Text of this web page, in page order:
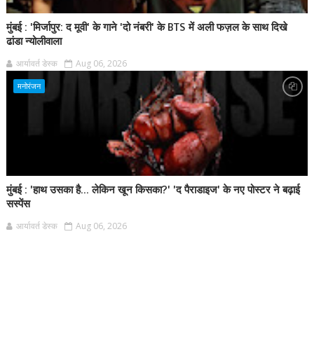
मुंबई : 'मिर्जापुर: द मूवी' के गाने 'दो नंबरी' के BTS में अली फज़ल के साथ दिखे
ढांडा न्योलीवाला
आर्यावर्त डेस्क Aug 06, 2026
मनोरंजन
मुंबई : 'हाथ उसका है... लेकिन खून किसका?' 'द पैराडाइज' के नए पोस्टर ने बढ़ाई
सस्पेंस
आर्यावर्त डेस्क Aug 06, 2026